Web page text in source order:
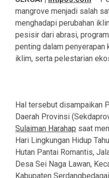
mangrove menjadi salah
menghadapi perubahan
pesisir dari abrasi,
penting dalam penyerapan
iklim, serta pelestarian
Hal tersebut disampaikan
Daerah Provinsi
Sulaiman Harahap saat
Hari Lingkungan Hidup
Hutan Pantai Romantis,
Desa Sei Naga Lawan,
Kabupaten